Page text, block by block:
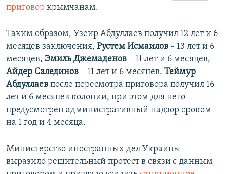
приговор крымчанам.
Таким образом, Узеир ​Абдуллаев получил 12 лет и 6
месяцев​ заключения, Рустем Исмаилов – 13 лет и 6
месяцев, Эмиль Джемаденов – 11 лет и 6 месяцев,
Айдер Салединов – 11 лет и 6 месяцев. Теймур
Абдуллаев после пересмотра приговора получил 16
лет и 6 месяцев колонии, при этом для него
предусмотрен административный надзор сроком
на 1 год и 4 месяца.
Министерство иностранных дел Украины
выразило решительный протест в связи с данным